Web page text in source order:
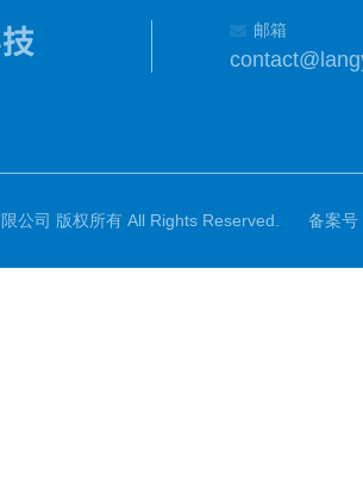
邮箱
公司 版权所有 All Rights Reserved. 备案号